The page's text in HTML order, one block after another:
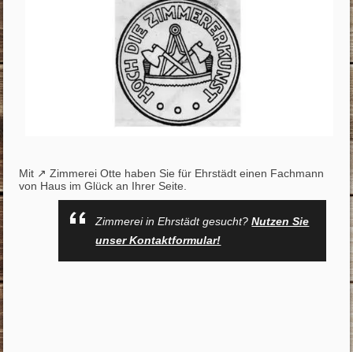
Mit ↗️ Zimmerei Otte haben Sie für Ehrstädt einen Fachmann
von Haus im Glück an Ihrer Seite.
Zimmerei in Ehrstädt gesucht?Nutzen Sie
unser Kontaktformular!